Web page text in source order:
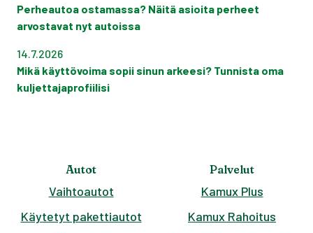
Perheautoa ostamassa? Näitä asioita perheet
arvostavat nyt autoissa
14.7.2026
Mikä käyttövoima sopii sinun arkeesi? Tunnista oma
kuljettajaprofiilisi
Autot
Vaihtoautot
Käytetyt pakettiautot
Palvelut
Kamux Plus
Kamux Rahoitus